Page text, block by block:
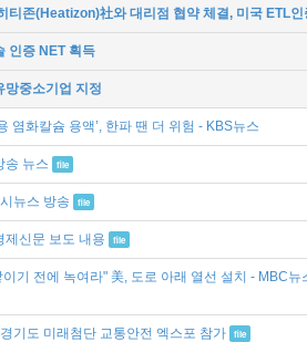
티존(Heatizon)社와 대리점 협약 체결, 미국 ETL인
인증 NET 획득
망중소기업 지정
염화칼슘 용액’, 한파 땐 더 위험 - KBS뉴스
송 뉴스 file
뉴스 방송 file
제신문 보도 내용 file
이기 전에 녹여라" 美, 도로 아래 열선 설치 - MBC뉴
기도 미래첨단 교통안전 엑스포 참가 file